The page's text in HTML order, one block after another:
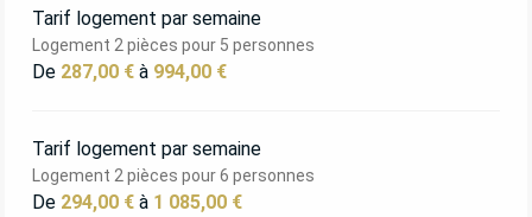
Tarif logement par semaine
Logement 2 pièces pour 5 personnes
De 287,00 € à 994,00 €
Tarif logement par semaine
Logement 2 pièces pour 6 personnes
De 294,00 € à 1 085,00 €